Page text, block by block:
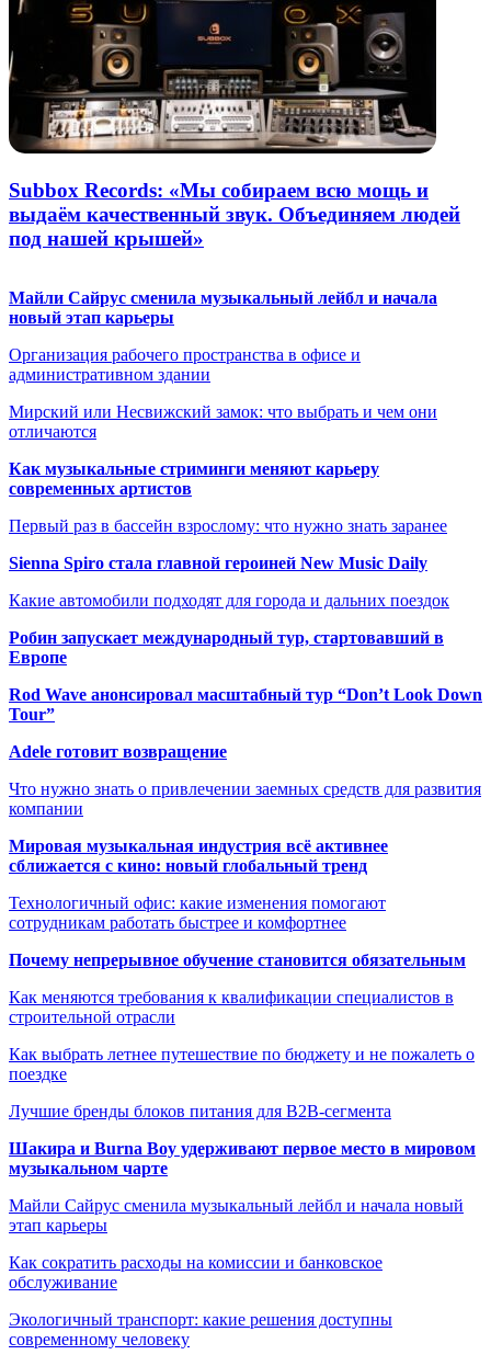
Subbox Records: «Мы собираем всю мощь и
выдаём качественный звук. Объединяем людей
под нашей крышей»
Майли Сайрус сменила музыкальный лейбл и начала
новый этап карьеры
Организация рабочего пространства в офисе и
административном здании
Мирский или Несвижский замок: что выбрать и чем они
отличаются
Как музыкальные стриминги меняют карьеру
современных артистов
Первый раз в бассейн взрослому: что нужно знать заранее
Sienna Spiro стала главной героиней New Music Daily
Какие автомобили подходят для города и дальних поездок
Робин запускает международный тур, стартовавший в
Европе
Rod Wave анонсировал масштабный тур “Don’t Look Down
Tour”
Adele готовит возвращение
Что нужно знать о привлечении заемных средств для развития
компании
Мировая музыкальная индустрия всё активнее
сближается с кино: новый глобальный тренд
Технологичный офис: какие изменения помогают
сотрудникам работать быстрее и комфортнее
Почему непрерывное обучение становится обязательным
Как меняются требования к квалификации специалистов в
строительной отрасли
Как выбрать летнее путешествие по бюджету и не пожалеть о
поездке
Лучшие бренды блоков питания для B2B-сегмента
Шакира и Burna Boy удерживают первое место в мировом
музыкальном чарте
Майли Сайрус сменила музыкальный лейбл и начала новый
этап карьеры
Как сократить расходы на комиссии и банковское
обслуживание
Экологичный транспорт: какие решения доступны
современному человеку